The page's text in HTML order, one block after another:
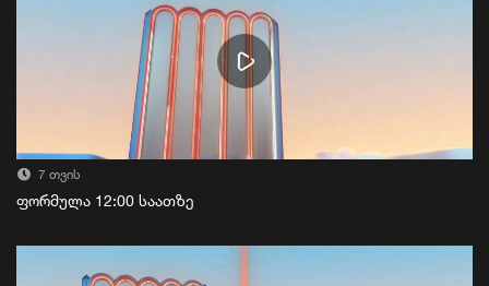
7 თვის
ფორმულა 12:00 საათზე